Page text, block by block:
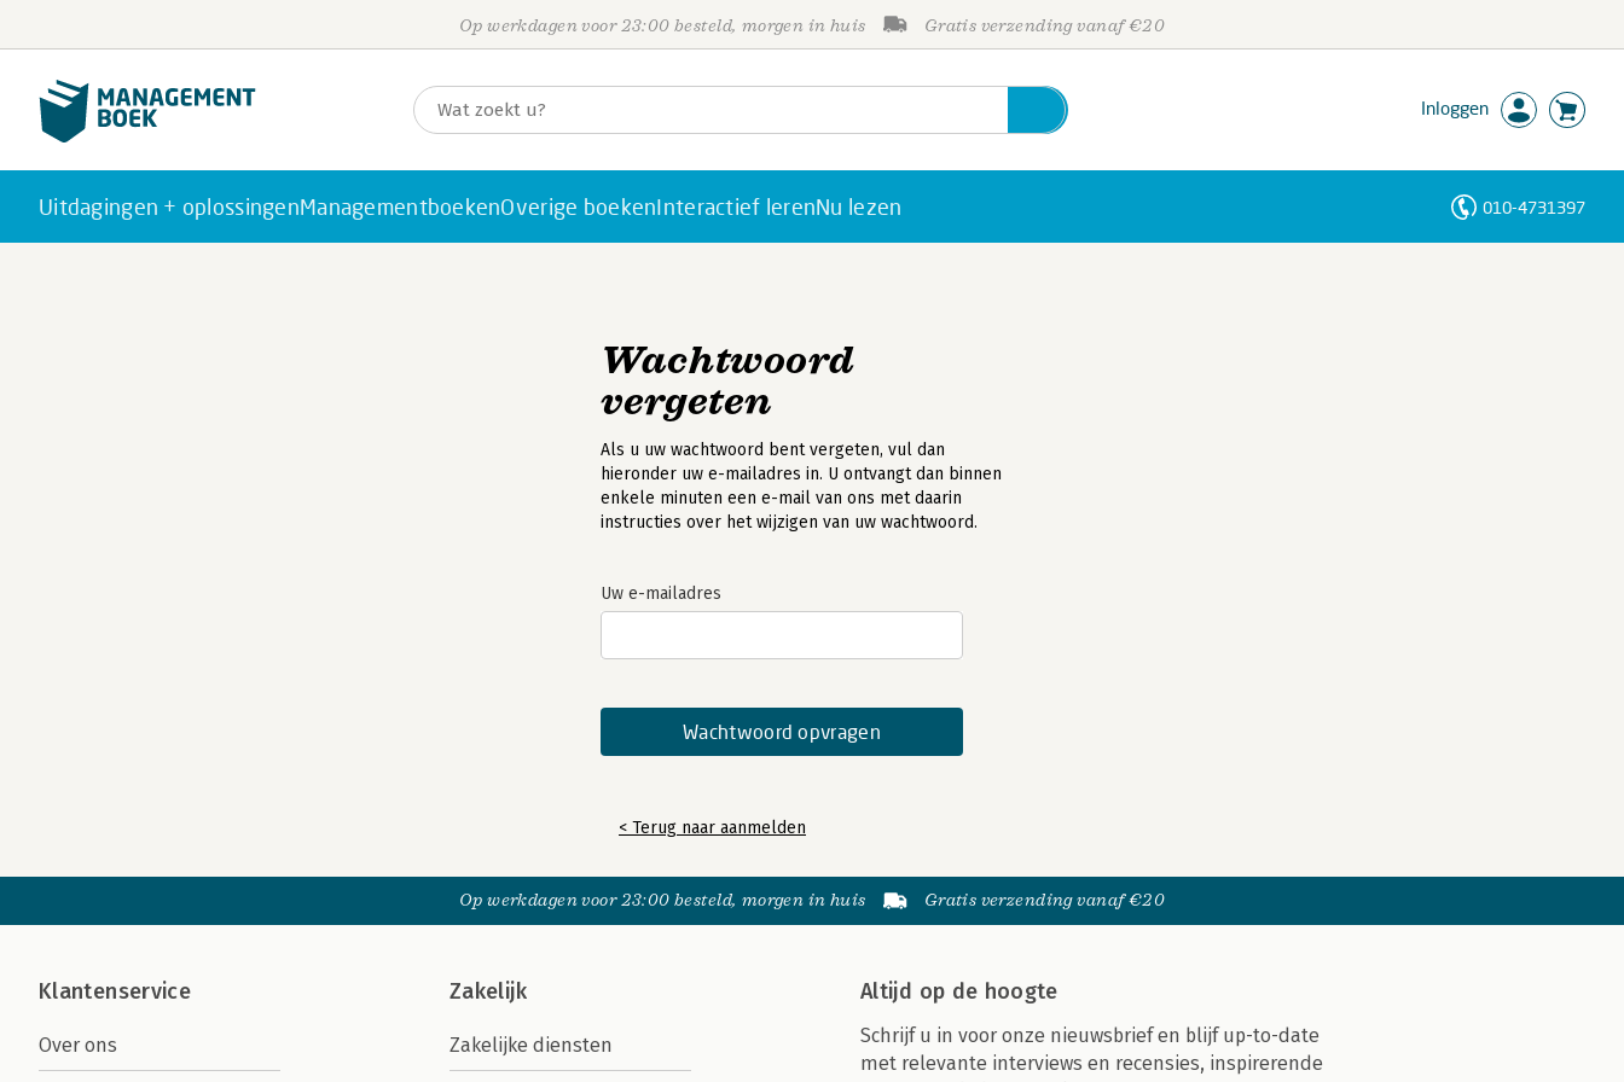
Op werkdagen voor 23:00 besteld, morgen in huis Gratis verzending vanaf €20
Inloggen
Uitdagingen + oplossingenManagementboekenOverige boekenInteractief lerenNu lezen 010-4731397
Wachtwoord
vergeten
Als u uw wachtwoord bent vergeten, vul dan
hieronder uw e-mailadres in. U ontvangt dan binnen
enkele minuten een e-mail van ons met daarin
instructies over het wijzigen van uw wachtwoord.
Uw e-mailadres
< Terug naar aanmelden
Op werkdagen voor 23:00 besteld, morgen in huis Gratis verzending vanaf €20
Klantenservice
Over ons
Zakelijk
Zakelijke diensten
Altijd op de hoogte
Schrijf u in voor onze nieuwsbrief en blijf up-to-date
met relevante interviews en recensies, inspirerende
Personen